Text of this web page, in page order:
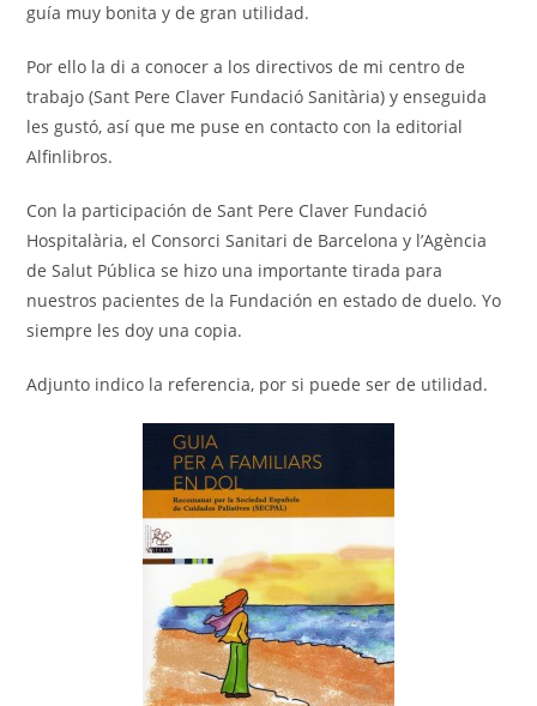
guía muy bonita y de gran utilidad.
Por ello la di a conocer a los directivos de mi centro de
trabajo (Sant Pere Claver Fundació Sanitària) y enseguida
les gustó, así que me puse en contacto con la editorial
Alfinlibros.
Con la participación de Sant Pere Claver Fundació
Hospitalària, el Consorci Sanitari de Barcelona y l’Agència
de Salut Pública se hizo una importante tirada para
nuestros pacientes de la Fundación en estado de duelo. Yo
siempre les doy una copia.
Adjunto indico la referencia, por si puede ser de utilidad.